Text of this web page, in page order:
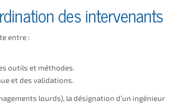
des intervenants
entre :
outils et méthodes.
et des validations.
lourds), la désignation d’un ingénieur